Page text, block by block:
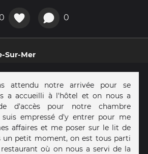
0
Sur-Mer
attendu notre arrivée pour se
a accueilli à l'hôtel et on nous a
d'accès pour notre chambre
empressé d'y entrer pour me
affaires et me poser sur le lit de
un petit moment, on est tous parti
où on nous a servi de la